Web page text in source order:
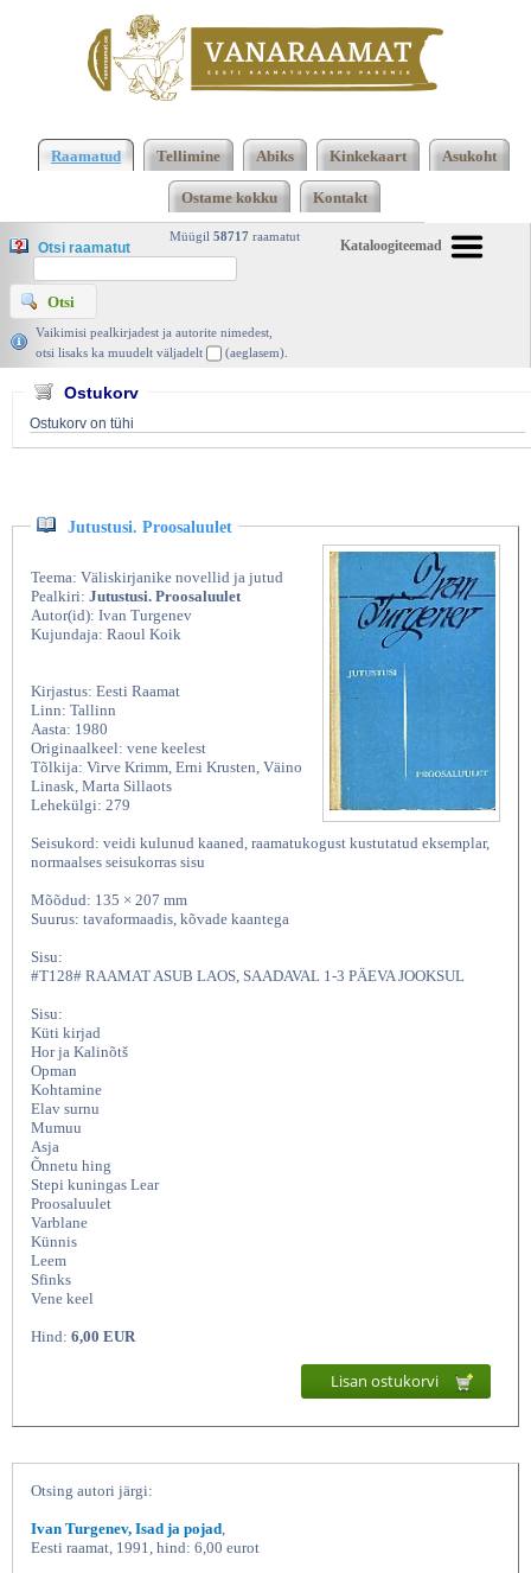
Proosaluulet, Ivan Turgenev, Eesti Raamat 1980 |
vanaraamat. ee
Raamatud Tellimine Abiks Kinkekaart Asukoht
Ostame kokku Kontakt
Kataloogiteemad
Müügil 58717 raamatut
Otsi raamatut
Vaikimisi pealkirjadest ja autorite nimedest,
otsi lisaks ka muudelt väljadelt
(aeglasem).
Ostukorv
Ostukorv on tühi
Jutustusi. Proosaluulet
Teema: Väliskirjanike novellid ja jutud
Pealkiri: Jutustusi. Proosaluulet
Autor(id): Ivan Turgenev
Kujundaja: Raoul Koik
Kirjastus: Eesti Raamat
Linn: Tallinn
Aasta: 1980
Originaalkeel: vene keelest
Tõlkija: Virve Krimm, Erni Krusten, Väino
Linask, Marta Sillaots
Lehekülgi: 279
Seisukord: veidi kulunud kaaned, raamatukogust kustutatud eksemplar,
normaalses seisukorras sisu
Mõõdud: 135 × 207 mm
Suurus: tavaformaadis, kõvade kaantega
Sisu:
#T128# RAAMAT ASUB LAOS, SAADAVAL 1-3 PÄEVA JOOKSUL
Sisu:
Küti kirjad
Hor ja Kalinõtš
Opman
Kohtamine
Elav surnu
Mumuu
Asja
Õnnetu hing
Stepi kuningas Lear
Proosaluulet
Varblane
Künnis
Leem
Sfinks
Vene keel
Hind: 6,00 EUR
Lisan ostukorvi
Otsing autori järgi:
Ivan Turgenev, Isad ja pojad
Eesti raamat, 1991, hind: 6,00 eurot